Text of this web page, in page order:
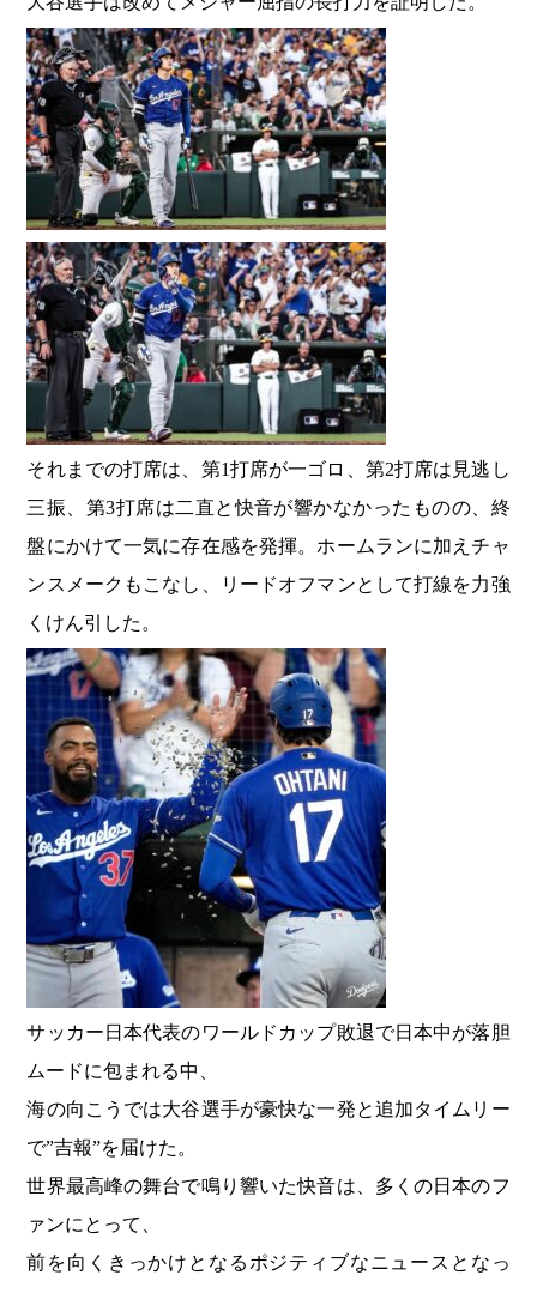
それまでの打席は、第1打席が一ゴロ、第2打席は見逃し
三振、第3打席は二直と快音が響かなかったものの、終
盤にかけて一気に存在感を発揮。ホームランに加えチャ
ンスメークもこなし、リードオフマンとして打線を力強
くけん引した。
サッカー日本代表のワールドカップ敗退で日本中が落胆
ムードに包まれる中、
海の向こうでは大谷選手が豪快な一発と追加タイムリー
で”吉報”を届けた。
世界最高峰の舞台で鳴り響いた快音は、多くの日本のフ
ァンにとって、
前を向くきっかけとなるポジティブなニュースとなっ